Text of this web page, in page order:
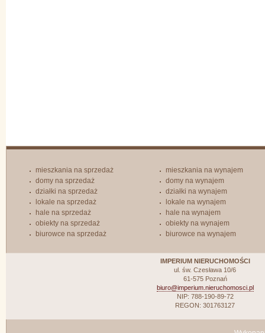
mieszkania na sprzedaż
domy na sprzedaż
działki na sprzedaż
lokale na sprzedaż
hale na sprzedaż
obiekty na sprzedaż
biurowce na sprzedaż
mieszkania na wynajem
domy na wynajem
działki na wynajem
lokale na wynajem
hale na wynajem
obiekty na wynajem
biurowce na wynajem
IMPERIUM NIERUCHOMOŚCI
ul. św. Czesława 10/6
61-575 Poznań
biuro@imperium.nieruchomosci.pl
NIP: 788-190-89-72
REGON: 301763127